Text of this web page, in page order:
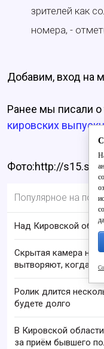
зрителей как
номера, -
Добавим, вход на
Ранее мы писали о
кировских
Фото:http://
Популярное на
Над Кировской
Скрытая камера на
вытворяют, когда их
Ролик длится
будете долго
В Кировской
за приём бывшего